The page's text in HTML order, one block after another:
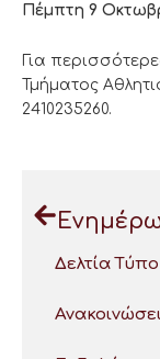
Πέμπτη 9
Για
Τμήματος
2410235260.
Δελτία